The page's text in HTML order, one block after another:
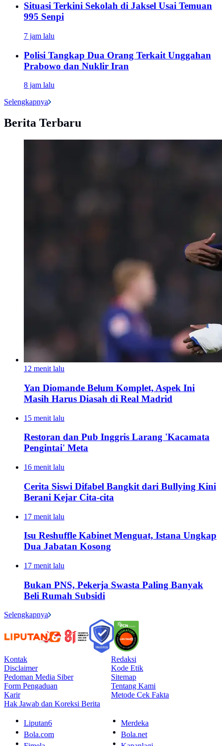
Situasi Terkini Sekolah di Jaksel Usai Temuan
995 Senpi
7 jam lalu
Polisi Tangkap Dua Orang Terkait Unggahan
Prabowo dan Nuklir Iran
8 jam lalu
Selengkapnya
Berita Terbaru
12 menit lalu
Yan Diomande Belum Komplet, Aspek Ini
Masih Harus Diasah di Real Madrid
15 menit lalu
Restoran dan Pub Inggris Larang 'Kacamata
Pengintai' Meta
16 menit lalu
Cerita Siswi Difabel Bangkit dari Bullying Kini
Berani Kejar Cita-cita
17 menit lalu
Isu Reshuffle Kabinet Menguat, Istana Ungkap
Dua Jabatan Kosong
17 menit lalu
Bukan PNS, Pekerja Swasta Paling Banyak
Beli Rumah Subsidi
Selengkapnya
Kontak
Redaksi
Disclaimer
Kode Etik
Pedoman Media Siber
Sitemap
Form Pengaduan
Tentang Kami
Karir
Metode Cek Fakta
Hak Jawab dan Koreksi Berita
Liputan6
Merdeka
Bola.com
Bola.net